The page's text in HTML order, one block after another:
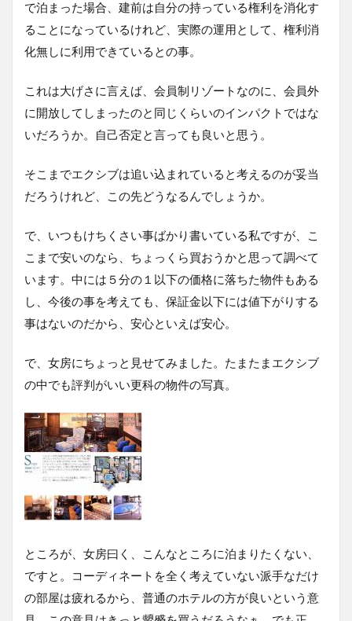
で泊まった場合、建前は自分の持っている権利を消化す
ることになっているけれど、実際の運用として、権利消
化無しに利用できているとの事。
これは大げさに言えば、会員制リゾートなのに、会員外
に開放してしまったのと同じくらいのインパクトではな
いだろうか。自己否定と言っても良いと思う。
そこまでエクシブは追い込まれていると考えるのが妥当
だろうけれど、この先どうなるんでしょうか。
で、いつもけちくさい事ばかり書いている私ですが、こ
こまで安いのなら、ちょっくら買おうかと思って調べて
います。中には５分の１以下の価格に落ちた物件もある
し、今後の事を考えても、保証金以下には値下がりする
事はないのだから、安心といえば安心。
で、女房にちょっと見せてみました。たまたまエクシブ
の中でも評判がいい更科の物件の写真。
ところが、女房曰く、こんなところに泊まりたくない、
ですと。コーディネートを全く考えていない派手なだけ
の部屋は疲れるから、普通のホテルの方が良いという意